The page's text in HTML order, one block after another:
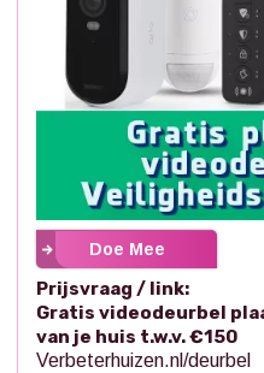
Doe Mee
Prijsvraag / link:
Gratis videodeurbel
van je huis t.w.v. €150
Verbeterhuizen.nl/deurbel